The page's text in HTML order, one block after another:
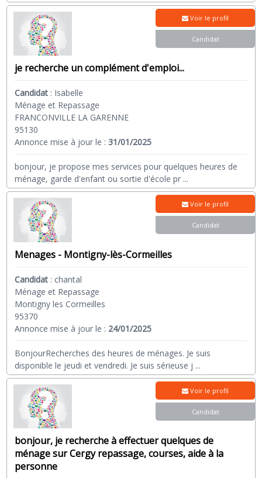
je recherche un complément d'emploi...
Candidat : Isabelle
Ménage et Repassage
FRANCONVILLE LA GARENNE
95130
Annonce mise à jour le :31/01/2025
bonjour, je propose mes services pour quelques heures de
ménage, garde d'enfant ou sortie d'école pr ...
Voir le profil
Candidat
Menages - Montigny-lès-Cormeilles
Candidat : chantal
Ménage et Repassage
Montigny les Cormeilles
95370
Annonce mise à jour le : 24/01/2025
BonjourRecherches des heures de ménages. Je suis
disponible le jeudi et vendredi. Je suis sérieuse j ...
Voir le profil
Candidat
bonjour, je recherche à effectuer quelques de
ménage sur Cergy repassage, courses, aide à la
personne
Voir le profil
Candidat